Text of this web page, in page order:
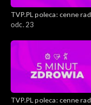
TVP.PL poleca: cenne
ciekawostki
odc. 23
TVP.PL poleca: cenne